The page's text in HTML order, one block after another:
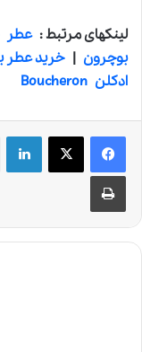
لینکهای مرتبط :عطر
بوچرون | خرید عطر
ادکلن Boucheron
لینکدین
چاپ